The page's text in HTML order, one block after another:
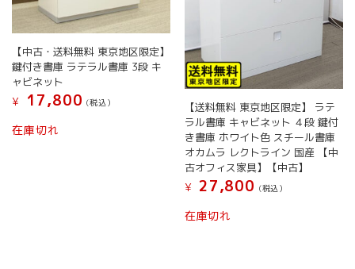
【中古・送料無料 東京地区限定】
鍵付き書庫 ラテラル書庫 3段 キ
ャビネット
¥
17,800 (税込）
在庫切れ
【送料無料 東京地区限定】 ラテ
ラル書庫 キャビネット ４段 鍵付
き書庫 ホワイト色 スチール書庫
オカムラ レクトライン 国産 【中
古オフィス家具】【中古】
¥ 27,800 (税込）
在庫切れ